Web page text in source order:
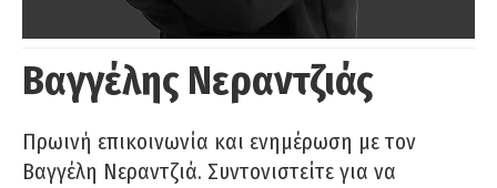
Βαγγέλης Νεραντζιάς
Πρωινή επικοινωνία και ενημέρωση με τον
Βαγγέλη Νεραντζιά. Συντονιστείτε για να